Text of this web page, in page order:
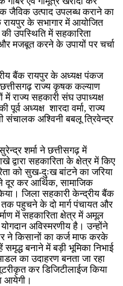
जैविक उत्पाद उपलब्ध कराने का
रायपुर के सभागार में आयोजित
उपस्थिति में सहकारिता
मजबूत करने के उपायों पर चर्चा
बैंक रायपुर के अध्यक्ष पंकज
राज्य कृषक कल्याण
में राज्य सहकारी संघ उपाध्यक्ष
पूर्व अध्यक्ष शारदा वर्मा, राज्य
संचालक अश्विनी बबलू त्रिवेन्द्र
शर्मा ने छत्तीसगढ़ में
सहकारिता के क्षेत्र में किए
को सुख-दुःख बांटने का जरिया
दूर कर आर्थिक, सामाजिक
जिला सहकारी केन्द्रीय बैंक
पहुचने के दो मार्ग पंचायत और
में सहकारिता क्षेत्र में अमूल
अविस्मरणीय है। उन्होंने
ने किसानों का कर्ज माफ करके
बनाने में बड़ी भूमिका निभाई
का उदाहरण बनता जा रहा
कर डिजिटीलाईज किया
आयेगी।